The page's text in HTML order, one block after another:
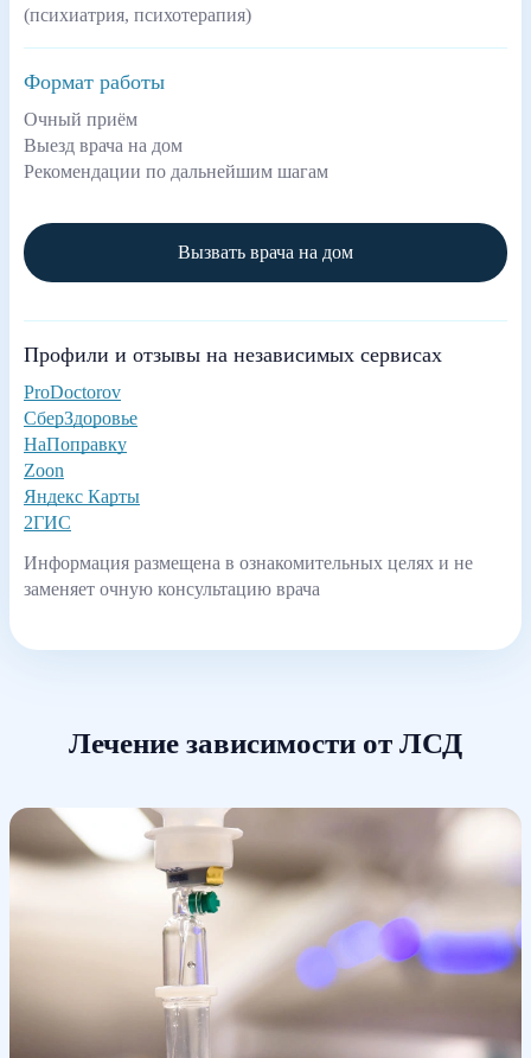
(психиатрия, психотерапия)
Формат работы
Очный приём
Выезд врача на дом
Рекомендации по дальнейшим шагам
Вызвать врача на дом
Профили и отзывы на независимых сервисах
ProDoctorov
СберЗдоровье
НаПоправку
Zoon
Яндекс Карты
2ГИС
Информация размещена в ознакомительных целях и не
заменяет очную консультацию врача
Лечение зависимости от ЛСД